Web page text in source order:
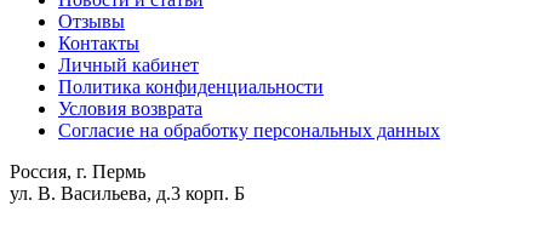
Отзывы
Контакты
Личный кабинет
Политика конфиденциальности
Условия возврата
Согласие на обработку персональных данных
Россия, г. Пермь
ул. В. Васильева, д.3 корп. Б